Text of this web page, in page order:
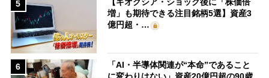
5
増」も期待できる注目銘柄5選】資産3
億円超・…
6
「AI・半導体関連が“本命”であること